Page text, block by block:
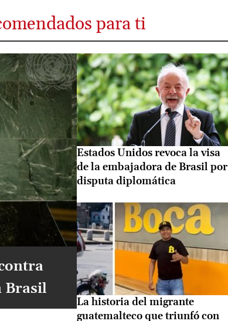
para ti
Brasil
Estados Unidos revoca la visa
de la embajadora de Brasil por
disputa diplomática
La historia del migrante
guatemalteco que triunfó con